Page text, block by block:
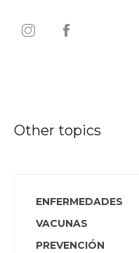
Other topics
ENFERMEDADES
VACUNAS
PREVENCIÓN